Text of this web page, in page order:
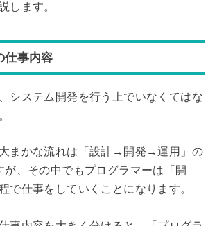
します。
仕事内容
システム開発を行う上でいなくてはな
まかな流れは「設計→開発→運用」の
が、その中でもプログラマーは「開
で仕事をしていくことになります。